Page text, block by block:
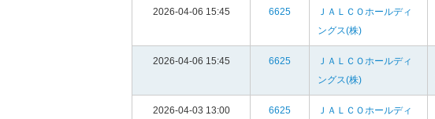
2026-04-06 15:45 6625
ＪＡＬＣＯホールディ
ングス(株)
2026-04-06 15:45 6625
ＪＡＬＣＯホールディ
ングス(株)
2026-04-03 13:00 6625
ＪＡＬＣＯホールディ